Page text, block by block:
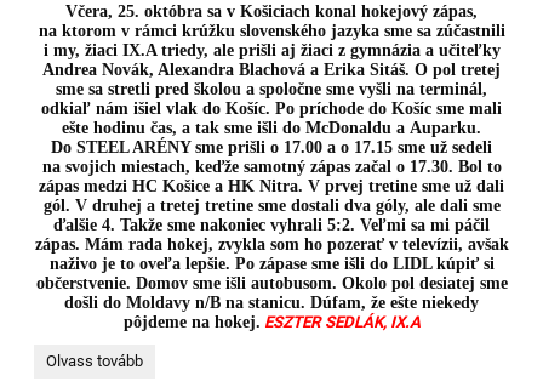
Včera, 25. októbra sa v Košiciach konal hokejový zápas,
na ktorom v rámci krúžku slovenského jazyka sme sa zúčastnili
i my, žiaci IX.A triedy, ale prišli aj žiaci z gymnázia a učiteľky
Andrea Novák, Alexandra Blachová a Erika Sitáš. O pol tretej
sme sa stretli pred školou a spoločne sme vyšli na terminál,
odkiaľ nám išiel vlak do Košíc. Po príchode do Košíc sme mali
ešte hodinu čas, a tak sme išli do McDonaldu a Auparku.
Do STEEL ARÉNY sme prišli o 17.00 a o 17.15 sme už sedeli
na svojich miestach, keďže samotný zápas začal o 17.30. Bol to
zápas medzi HC Košice a HK Nitra. V prvej tretine sme už dali
gól. V druhej a tretej tretine sme dostali dva góly, ale dali sme
ďalšie 4. Takže sme nakoniec vyhrali 5:2. Veľmi sa mi páčil
zápas. Mám rada hokej, zvykla som ho pozerať v televízii, avšak
naživo je to oveľa lepšie. Po zápase sme išli do LIDL kúpiť si
občerstvenie. Domov sme išli autobusom. Okolo pol desiatej sme
došli do Moldavy n/B na stanicu. Dúfam, že ešte niekedy
pôjdeme na hokej. ESZTER SEDLÁK, IX.A
Na
Olvass tovább